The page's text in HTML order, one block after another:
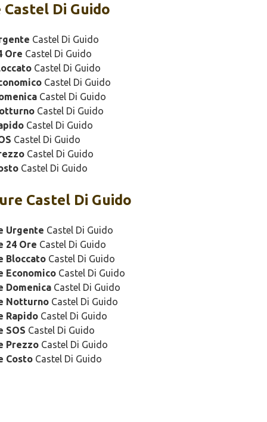
Di Guido
Castel Di Guido
Ore Castel Di Guido
Castel Di Guido
Castel Di Guido
Castel Di Guido
Castel Di Guido
Castel Di Guido
Castel Di Guido
Castel Di Guido
Castel Di Guido
Castel Di Guido
Urgente Castel Di Guido
24 Ore Castel Di Guido
BloccatoCastel Di Guido
EconomicoCastel Di Guido
DomenicaCastel Di Guido
NotturnoCastel Di Guido
RapidoCastel Di Guido
SOS Castel Di Guido
PrezzoCastel Di Guido
CostoCastel Di Guido